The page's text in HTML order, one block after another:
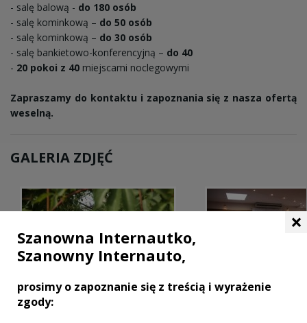
- salę balową - do 180 osób
- salę kominkową – do 50 osób
- salę kominkową – do 30 osób
- salę bankietowo-konferencyjną – do 40
- 20 pokoi z 40 miejscami noclegowymi
Zapraszamy do kontaktu i zapoznania się z nasza ofertą
weselną.
GALERIA ZDJĘĆ
×
Szanowna Internautko,
Szanowny Internauto,
prosimy o zapoznanie się z treścią i wyrażenie
zgody: